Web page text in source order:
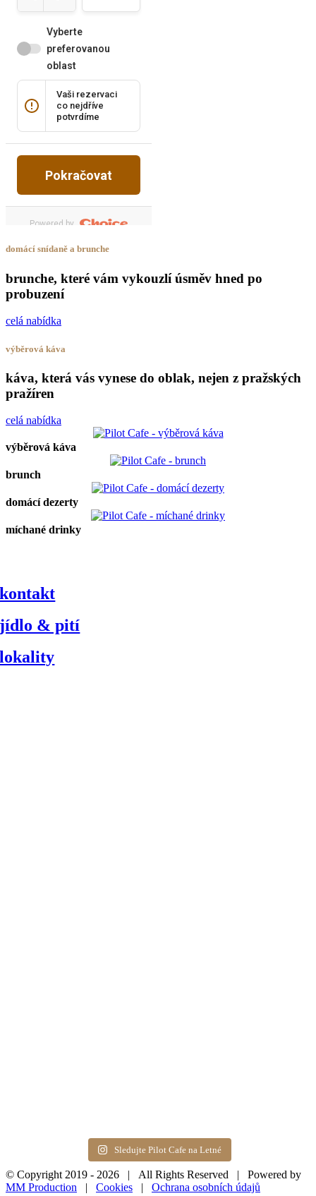
domácí snídaně a brunche
brunche, které vám vykouzlí úsměv hned po
probuzení
celá nabídka
výběrová káva
káva, která vás vynese do oblak, nejen z pražských
pražíren
celá nabídka
výběrová káva
brunch
domácí dezerty
míchané drinky
kontakt
jídlo & pití
lokality
Sledujte Pilot Cafe na Letné
© Copyright 2019 - 2026 | All Rights Reserved | Powered by
MM Production | Cookies | Ochrana osobních údajů